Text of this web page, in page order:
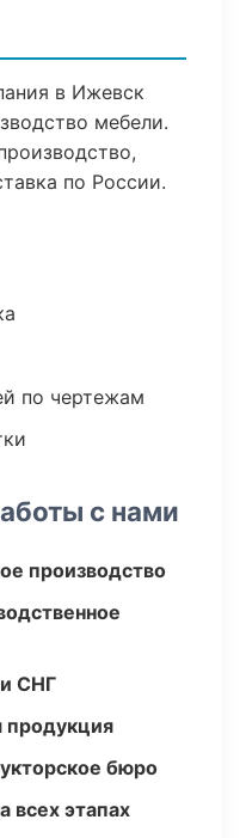
в Ижевск
мебели.
по России.
по чертежам
с нами
производство
СНГ
продукция
бюро
всех этапах